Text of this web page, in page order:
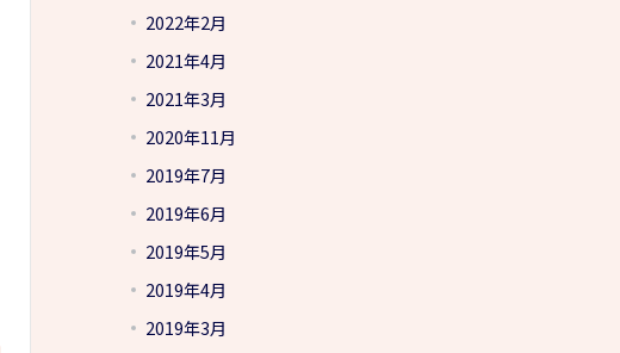
2022年2月
2021年4月
2021年3月
2020年11月
2019年7月
2019年6月
2019年5月
2019年4月
2019年3月